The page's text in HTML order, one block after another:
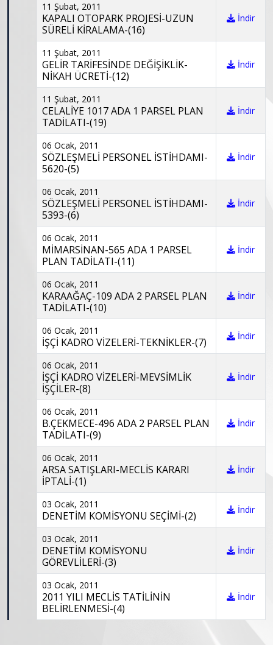
11 Şubat, 2011
KAPALI OTOPARK PROJESİ-UZUN
SÜRELİ KİRALAMA-(16)
İndir
11 Şubat, 2011
GELİR TARİFESİNDE DEĞİŞİKLİK-
NİKAH ÜCRETİ-(12)
İndir
11 Şubat, 2011
CELALİYE 1017 ADA 1 PARSEL PLAN
TADİLATI-(19)
İndir
06 Ocak, 2011
SÖZLEŞMELİ PERSONEL İSTİHDAMI-
5620-(5)
İndir
06 Ocak, 2011
SÖZLEŞMELİ PERSONEL İSTİHDAMI-
5393-(6)
İndir
06 Ocak, 2011
MİMARSİNAN-565 ADA 1 PARSEL
PLAN TADİLATI-(11)
İndir
06 Ocak, 2011
KARAAĞAÇ-109 ADA 2 PARSEL PLAN
TADİLATI-(10)
İndir
06 Ocak, 2011
İŞÇİ KADRO VİZELERİ-TEKNİKLER-(7) İndir
06 Ocak, 2011
İŞÇİ KADRO VİZELERİ-MEVSİMLİK
İŞÇİLER-(8)
İndir
06 Ocak, 2011
B.ÇEKMECE-496 ADA 2 PARSEL PLAN
TADİLATI-(9)
İndir
06 Ocak, 2011
ARSA SATIŞLARI-MECLİS KARARI
İPTALİ-(1)
İndir
03 Ocak, 2011
DENETİM KOMİSYONU SEÇİMİ-(2) İndir
03 Ocak, 2011
DENETİM KOMİSYONU
GÖREVLİLERİ-(3)
İndir
03 Ocak, 2011
2011 YILI MECLİS TATİLİNİN
BELİRLENMESİ-(4)
İndir